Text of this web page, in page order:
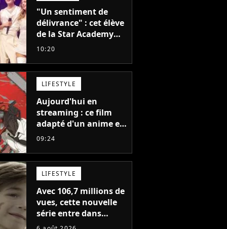
"Un sentiment de
délivrance" : cet élève
de la Star Academy
balance après la fin
10:20
LIFESTYLE
Aujourd'hui en
streaming : ce film
adapté d'un anime et
noté 98% est à voir
vous ne comprendrez
plus la série
09:24
LIFESTYLE
Avec 106,7 millions de
vues, cette nouvelle
série entre dans
l'histoire de Netflix en